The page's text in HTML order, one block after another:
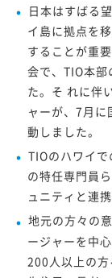
日本はすばる
イ島に拠点を
することが重
会で、TIO本部
た。そ れに伴
ャーが、7月に
動しました。
TIOのハワイ
の特任専門員
ュニティと連
地元の方々の
ージャーを中
200人以上の